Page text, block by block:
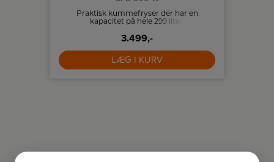
Praktisk kummefryser der har en
kapacitet på hele 299 liter.
3.499,-
LÆG I KURV